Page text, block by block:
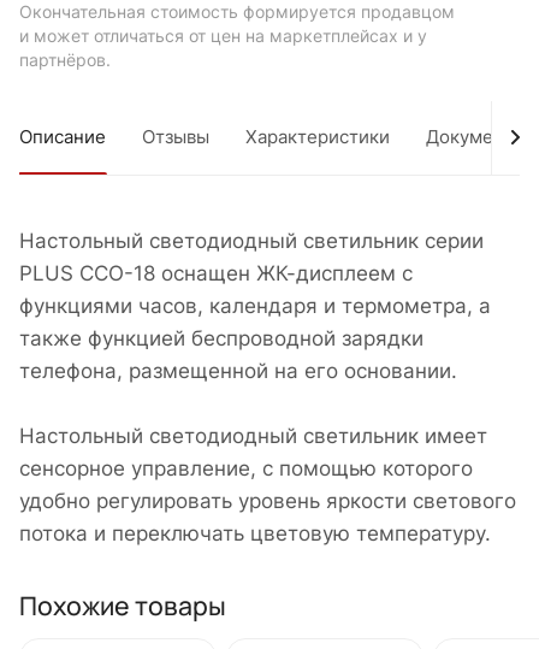
Окончательная стоимость формируется продавцом
и может отличаться от цен на маркетплейсах и у
партнёров.
Описание Отзывы Характеристики Документы
Настольный светодиодный светильник серии
PLUS ССО-18 оснащен ЖК-дисплеем с
функциями часов, календаря и термометра, а
также функцией беспроводной зарядки
телефона, размещенной на его основании.
Настольный светодиодный светильник имеет
сенсорное управление, с помощью которого
удобно регулировать уровень яркости светового
потока и переключать цветовую температуру.
Похожие товары